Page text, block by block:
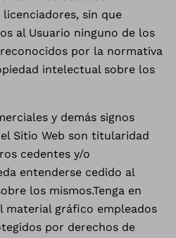
licenciadores, sin que
al Usuario ninguno de los
por la normativa
intelectual sobre los
y demás signos
Sitio Web son titularidad
cedentes y/o
entenderse cedido al
los mismos.Tenga en
material gráfico empleados
por derechos de